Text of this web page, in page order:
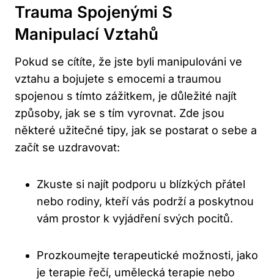
Trauma Spojenými S
Manipulací Vztahů
Pokud se cítíte, že jste byli manipulováni ve
vztahu a bojujete s emocemi a traumou
spojenou s tímto zážitkem, je důležité najít
způsoby, jak se s tím vyrovnat. Zde jsou
některé užitečné tipy, jak se postarat o sebe a
začít se uzdravovat:
Zkuste si najít podporu u blízkých přátel
nebo rodiny, kteří vás podrží a poskytnou
vám prostor k vyjádření svých pocitů.
Prozkoumejte terapeutické možnosti, jako
je terapie řečí, umělecká terapie nebo